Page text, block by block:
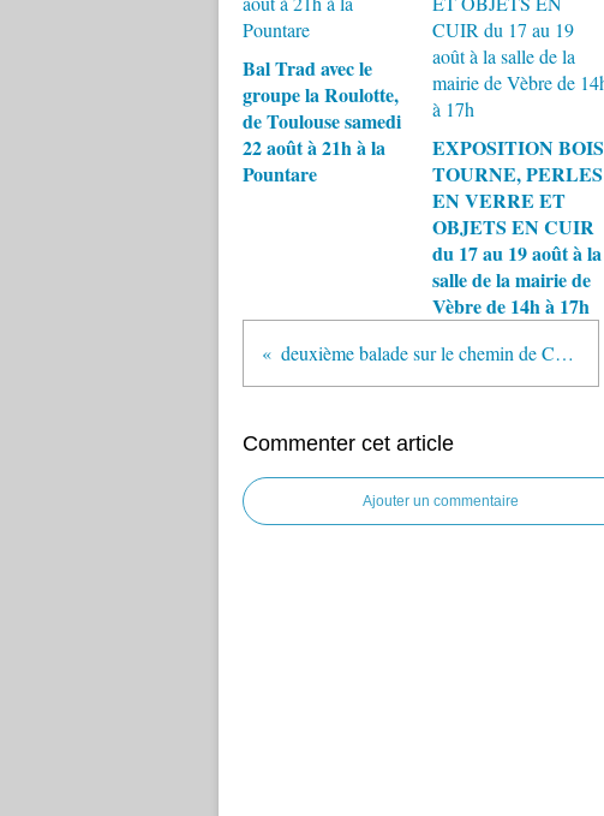
Bal Trad avec le
groupe la Roulotte,
de Toulouse samedi
22 août à 21h à la
Pountare
EXPOSITION BOIS
TOURNE, PERLES
EN VERRE ET
OBJETS EN CUIR
du 17 au 19 août à la
salle de la mairie de
Vèbre de 14h à 17h
deuxième balade sur le chemin de Caychax 29 mai 2022
Commenter cet article
Ajouter un commentaire